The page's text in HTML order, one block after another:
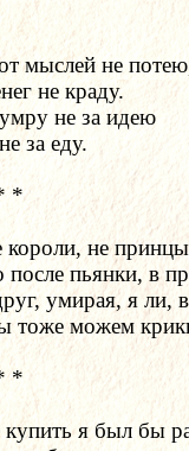
мыслей не
не краду.
не за идею
за еду.
*
короли, не
после пьянки, в
умирая, я ли,
тоже можем
*
купить я был бы